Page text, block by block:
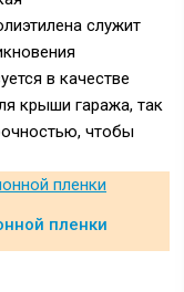
служит
в качестве
крыши гаража, так
чтобы
пленки